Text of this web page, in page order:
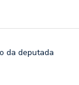
da deputada